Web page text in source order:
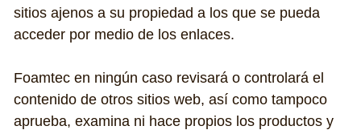
sitios ajenos a su propiedad a los que se pueda
acceder por medio de los enlaces.
Foamtec en ningún caso revisará o controlará el
contenido de otros sitios web, así como tampoco
aprueba, examina ni hace propios los productos y